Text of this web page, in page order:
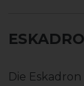
Die